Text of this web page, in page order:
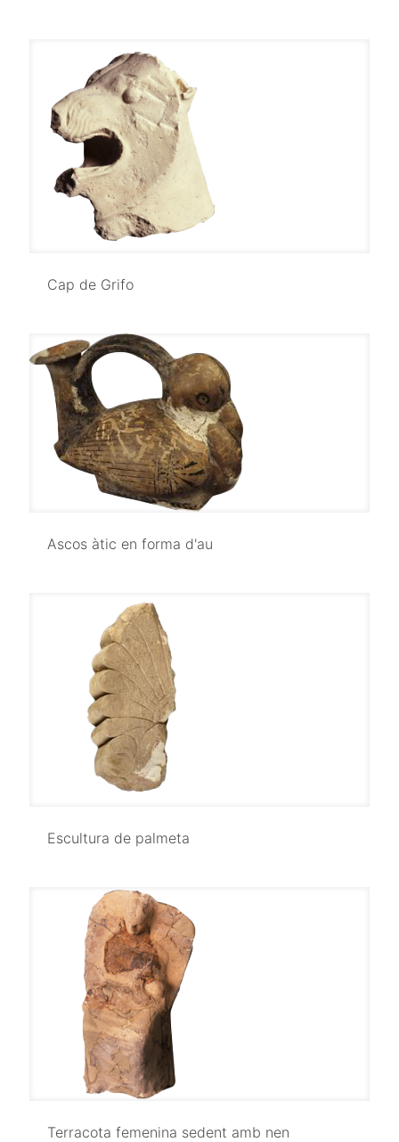
Cap de Grifo
Ascos àtic en forma d'au
Ascos àtic en forma d'au
Escultura de palmeta
Escultura de palmeta
Terracota femenina sedent amb nen
Terracota femenina sedent amb nen